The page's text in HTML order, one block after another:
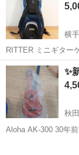
はお値引きいたしま
横
RITTER ミニギターケース ギグバッ
です 【※ ウクレレ
秋田 横手市
✨
秋
Aloha